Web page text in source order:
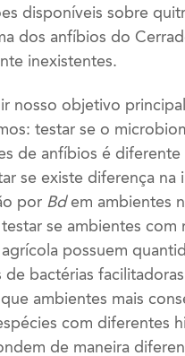
disponíveis sobre
dos anfíbios do
inexistentes.
nosso objetivo
testar se o
de anfíbios é
se existe diferença na
por Bdem ambientes
se ambientes com
possuem
de bactérias
ambientes mais
com diferentes
de maneira